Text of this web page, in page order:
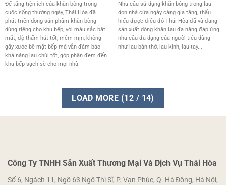
Để tăng tiện ích của khăn bông trong
cuộc sống thường ngày, Thái Hòa đã
phát triển dòng sản phẩm khăn bông
dùng riêng cho khu bếp, với màu sắc bắt
mắt, độ thấm hút tốt, mềm mịn, không
gây xước bề mặt bếp mà vẫn đảm bảo
khả năng lau chùi tốt, góp phần đem đến
khu bếp sạch sẽ cho mọi nhà.
Nhu cầu sử dụng khăn bông trong lau
dọn nhà cửa ngày càng gia tăng, thấu
hiểu được điều đó Thái Hòa đã và đang
sản xuất dòng khăn lau đa năng đáp ứng
nhu cầu đa dạng của người tiêu dùng
như lau bàn thờ, lau kính, lau tay...
LOAD MORE (12 / 14)
Công Ty TNHH Sản Xuất Thương Mại Và Dịch Vụ Thái Hòa
Số 6, Ngách 11, Ngõ 63 Ngô Thì Sĩ, P. Vạn Phúc, Q. Hà Đông, Hà Nội,